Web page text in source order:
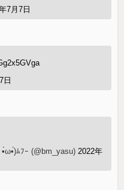
7月7日
日
ﾑﾌｰ (@bm_yasu)2022年